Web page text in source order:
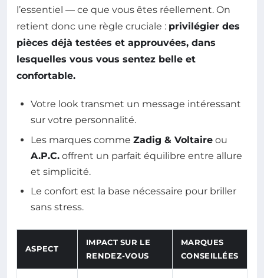
l’essentiel — ce que vous êtes réellement. On
retient donc une règle cruciale : privilégier des
pièces déjà testées et approuvées, dans
lesquelles vous vous sentez belle et
confortable.
Votre look transmet un message intéressant
sur votre personnalité.
Les marques comme Zadig & Voltaire ou
A.P.C. offrent un parfait équilibre entre allure
et simplicité.
Le confort est la base nécessaire pour briller
sans stress.
ASPECT
IMPACT SUR LE
RENDEZ-VOUS
MARQUES
CONSEILLÉES